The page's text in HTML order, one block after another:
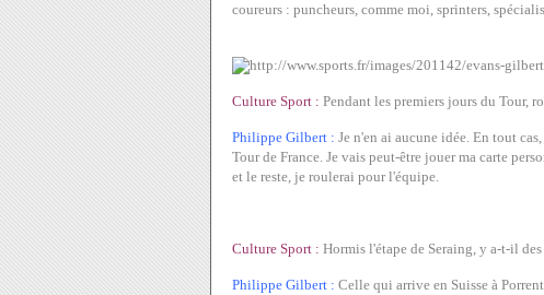
coureurs : puncheurs, comme moi, sprinters,
Culture Sport : Pendant les premiers jours du Tour,
Philippe Gilbert : Je n'en ai aucune idée. En tout
Tour de France. Je vais peut-être jouer ma carte
et le reste, je roulerai pour l'équipe.
Culture Sport : Hormis l'étape de Seraing, y a-t-il
Philippe Gilbert : Celle qui arrive en Suisse à